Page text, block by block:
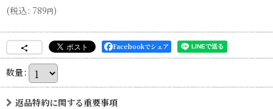
(税込: 789円)
Facebookでシェア
数量:
返品特約に関する重要事項